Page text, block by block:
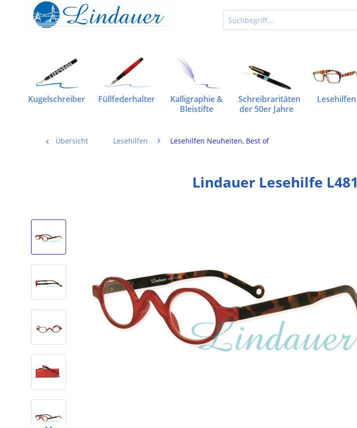
Kugelschreiber Füllfederhalter
Kalligraphie &
Bleistifte
Schreibraritäten
der 50er Jahre
Lesehilfen
Übersicht Lesehilfen Lesehilfen Neuheiten, Best of
Lindauer Lesehilfe L481